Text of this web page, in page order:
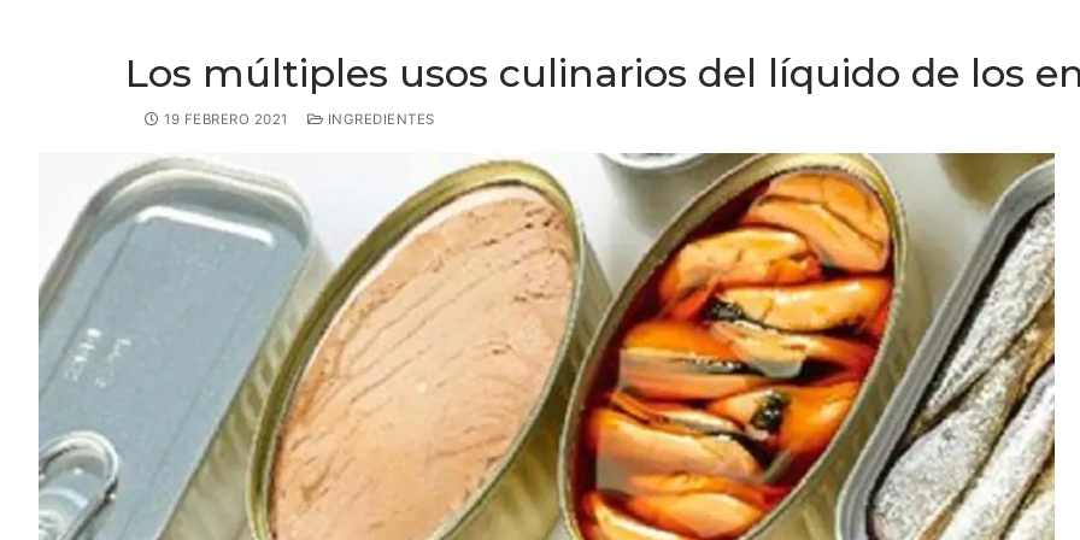
Los múltiples usos culinarios del líquido de los
19 FEBRERO 2021 INGREDIENTES